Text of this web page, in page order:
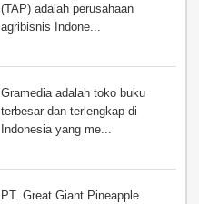
(TAP) adalah perusahaan
agribisnis Indone...
Gramedia adalah toko buku
terbesar dan terlengkap di
Indonesia yang me...
PT. Great Giant Pineapple